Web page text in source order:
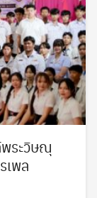
ระวิษณุ
เพล